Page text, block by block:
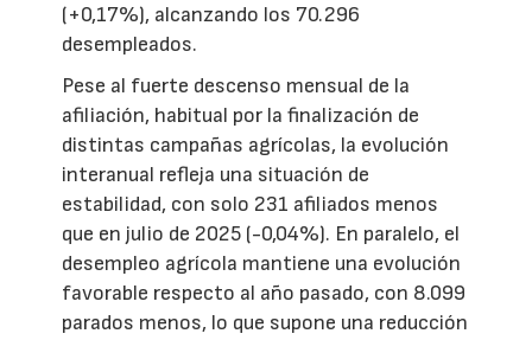
(+0,17%), alcanzando los 70.296
desempleados.
Pese al fuerte descenso mensual de la
afiliación, habitual por la finalización de
distintas campañas agrícolas, la evolución
interanual refleja una situación de
estabilidad, con solo 231 afiliados menos
que en julio de 2025 (-0,04%). En paralelo, el
desempleo agrícola mantiene una evolución
favorable respecto al año pasado, con 8.099
parados menos, lo que supone una reducción